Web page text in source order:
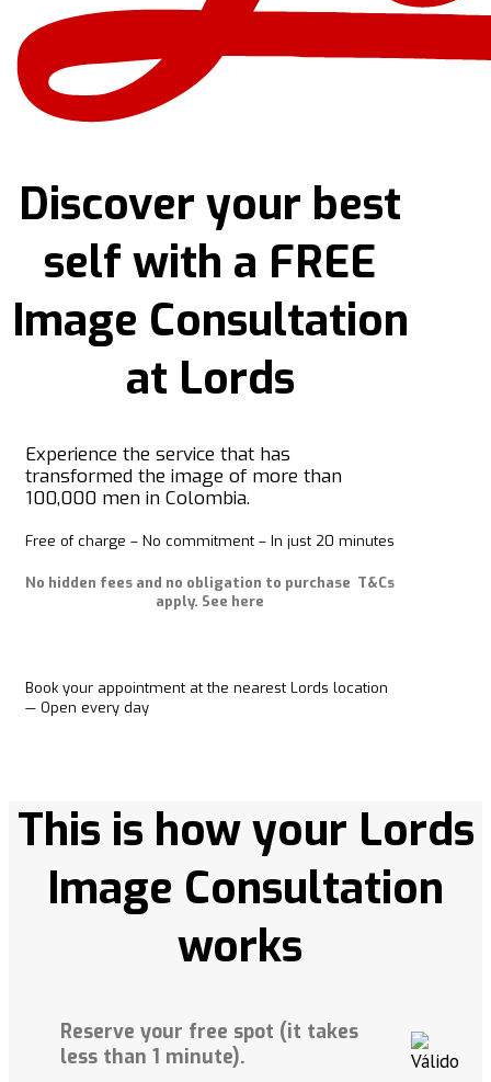
Discover your best
self with a FREE
Image Consultation
at Lords
Experience the service that has
transformed the image of more than
100,000 men in Colombia.
Free of charge – No commitment – In just 20 minutes
No hidden fees and no obligation to purchase T&Cs
apply. See here
Book your appointment at the nearest Lords location
— Open every day
This is how your Lords
Image Consultation
works
Reserve your free spot (it takes
less than 1 minute).